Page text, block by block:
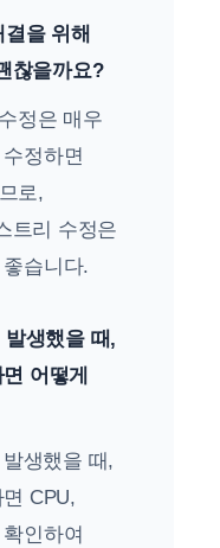
을 위해
찮을까요?
정은 매우
정하면
로,
트리 수정은
습니다.
생했을 때,
어떻게
생했을 때,
CPU,
인하여